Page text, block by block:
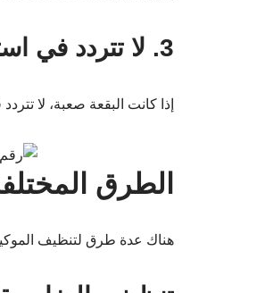
3. لا تتردد في استشارة متخصص
إذا كانت البقعة صعبة، لا
الطرق
هناك عدة طرق لتنظيف